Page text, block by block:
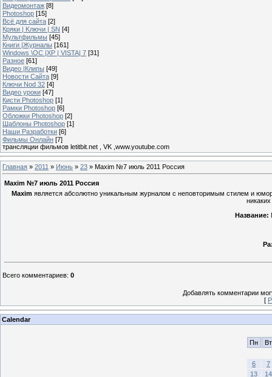
Видеомонтаж [8]
Photoshop [15]
Всё для сайта [2]
Кряки | Kлючи | SN [4]
Мультфильмы [45]
Книги |Журналы [161]
Windows \OC |XP | VISTA| 7 [31]
Разное [61]
Видео |Клипы [49]
Новости Сайта [9]
Ключи Nod 32 [4]
Видео уроки [47]
Кисти Photoshop [1]
Рамки Photoshop [6]
Обложки Photoshop [2]
Шаблоны Photoshop [1]
Наши Разработки [6]
Фильмы Онлайн [7]
трансляции фильмов letitbit.net , VK ,www.youtube.com
Главная » 2011 » Июнь » 23 » Maxim №7 июль 2011 Россия
Maxim №7 июль 2011 Россия
Maxim является абсолютно уникальным журналом с неповторимым стилем и
Название:
Всего комментариев: 0
Добавлять комментарии
[
Calendar
Пн Вт
6
7
13
14